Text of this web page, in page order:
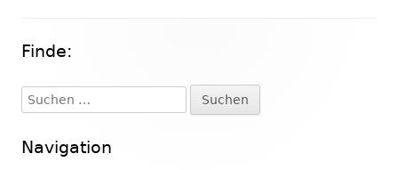
Haupt-
Seitenleiste
Finde:
Suchen
nach:
Navigation